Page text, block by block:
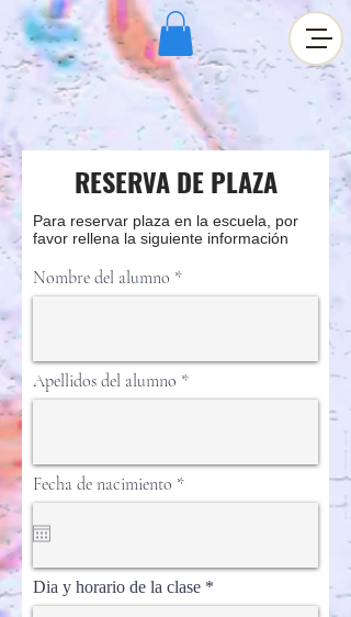
RESERVA DE PLAZA
Para reservar plaza en la escuela, por
favor rellena la siguiente información
Nombre del alumno
Apellidos del alumno
Fecha de nacimiento *r
e
r
e
d
Dia y horario de la clase